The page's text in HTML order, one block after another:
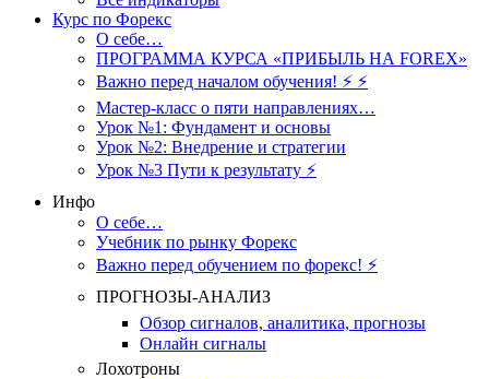
Курс по Форекс
О себе…
ПРОГРАММА КУРСА «ПРИБЫЛЬ НА FOREX»
Важно перед началом обучения! ⚡ ⚡
Мастер-класс о пяти направлениях…
Урок №1: Фундамент и основы
Урок №2: Внедрение и стратегии
Урок №3 Пути к результату ⚡️
Инфо
О себе…
Учебник по рынку Форекс
Важно перед обучением по форекс! ⚡
ПРОГНОЗЫ-АНАЛИЗ
Обзор сигналов, аналитика, прогнозы
Онлайн сигналы
Лохотроны